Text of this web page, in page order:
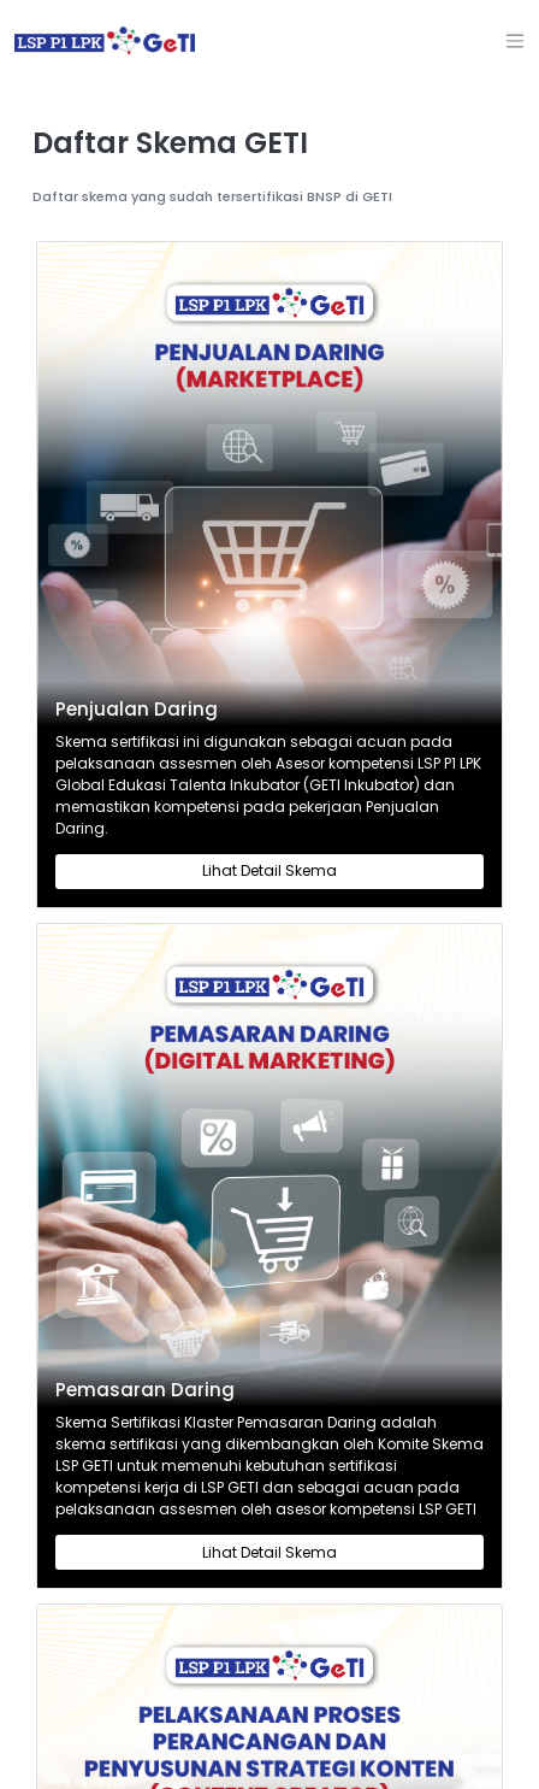
Daftar Skema GETI
Daftar skema yang sudah tersertifikasi BNSP di GETI
Penjualan Daring
Skema sertifikasi ini digunakan sebagai acuan pada
pelaksanaan assesmen oleh Asesor kompetensi LSP P1 LPK
Global Edukasi Talenta Inkubator (GETI Inkubator) dan
memastikan kompetensi pada pekerjaan Penjualan
Daring.
Lihat Detail Skema
Pemasaran Daring
Skema Sertifikasi Klaster Pemasaran Daring adalah
skema sertifikasi yang dikembangkan oleh Komite Skema
LSP GETI untuk memenuhi kebutuhan sertifikasi
kompetensi kerja di LSP GETI dan sebagai acuan pada
pelaksanaan assesmen oleh asesor kompetensi LSP GETI
Lihat Detail Skema